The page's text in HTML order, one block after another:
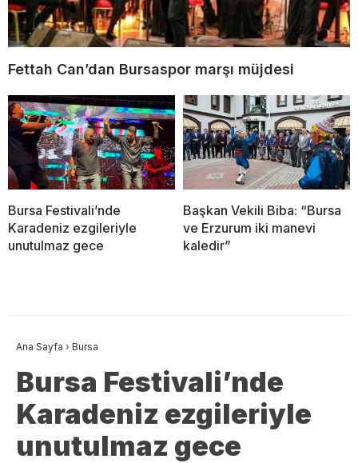
Fettah Can’dan Bursaspor marşı müjdesi
Bursa Festivali’nde
Karadeniz ezgileriyle
unutulmaz gece
Başkan Vekili Biba: “Bursa
ve Erzurum iki manevi
kaledir”
Ana Sayfa › Bursa
Bursa Festivali’nde
Karadeniz ezgileriyle
unutulmaz gece